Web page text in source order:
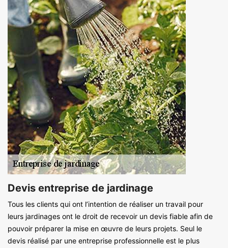
Devis entreprise de jardinage
Tous les clients qui ont l’intention de réaliser un travail pour
leurs jardinages ont le droit de recevoir un devis fiable afin de
pouvoir préparer la mise en œuvre de leurs projets. Seul le
devis réalisé par une entreprise professionnelle est le plus